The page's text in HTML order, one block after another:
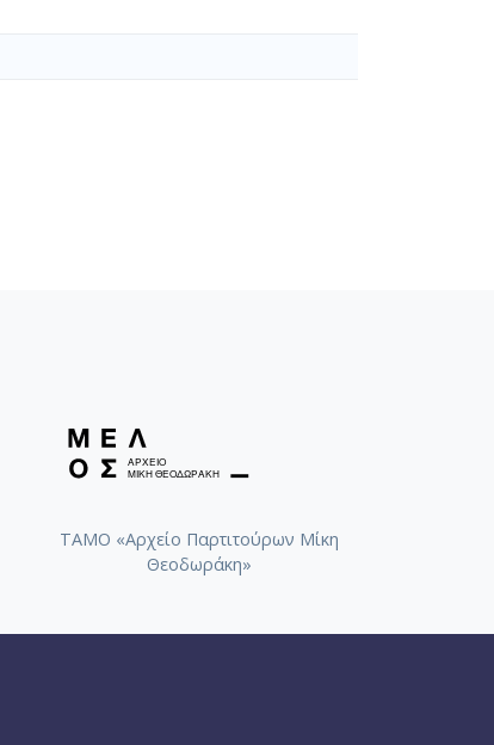
ΤΑΜΟ «Αρχείο Παρτιτούρων Μίκη
Θεοδωράκη»